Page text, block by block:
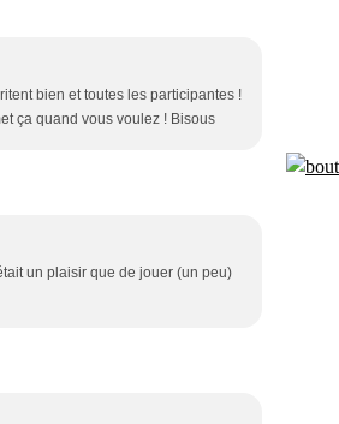
bien et toutes les participantes !
ça quand vous voulez ! Bisous
un plaisir que de jouer (un peu)